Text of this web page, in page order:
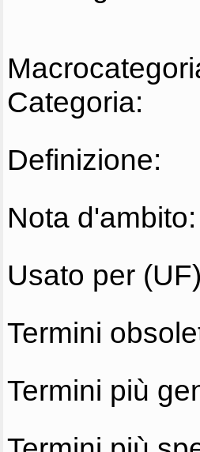
Categoria:
Definizione:
Nota d'ambito:
Usato per
Termini
Termini più